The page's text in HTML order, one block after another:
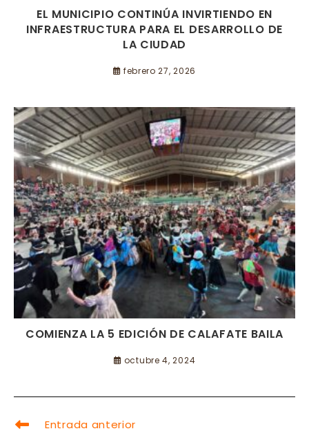
EL MUNICIPIO CONTINÚA INVIRTIENDO EN
INFRAESTRUCTURA PARA EL DESARROLLO DE
LA CIUDAD
febrero 27, 2026
COMIENZA LA 5 EDICIÓN DE CALAFATE BAILA
octubre 4, 2024
LEER
Entrada anterior